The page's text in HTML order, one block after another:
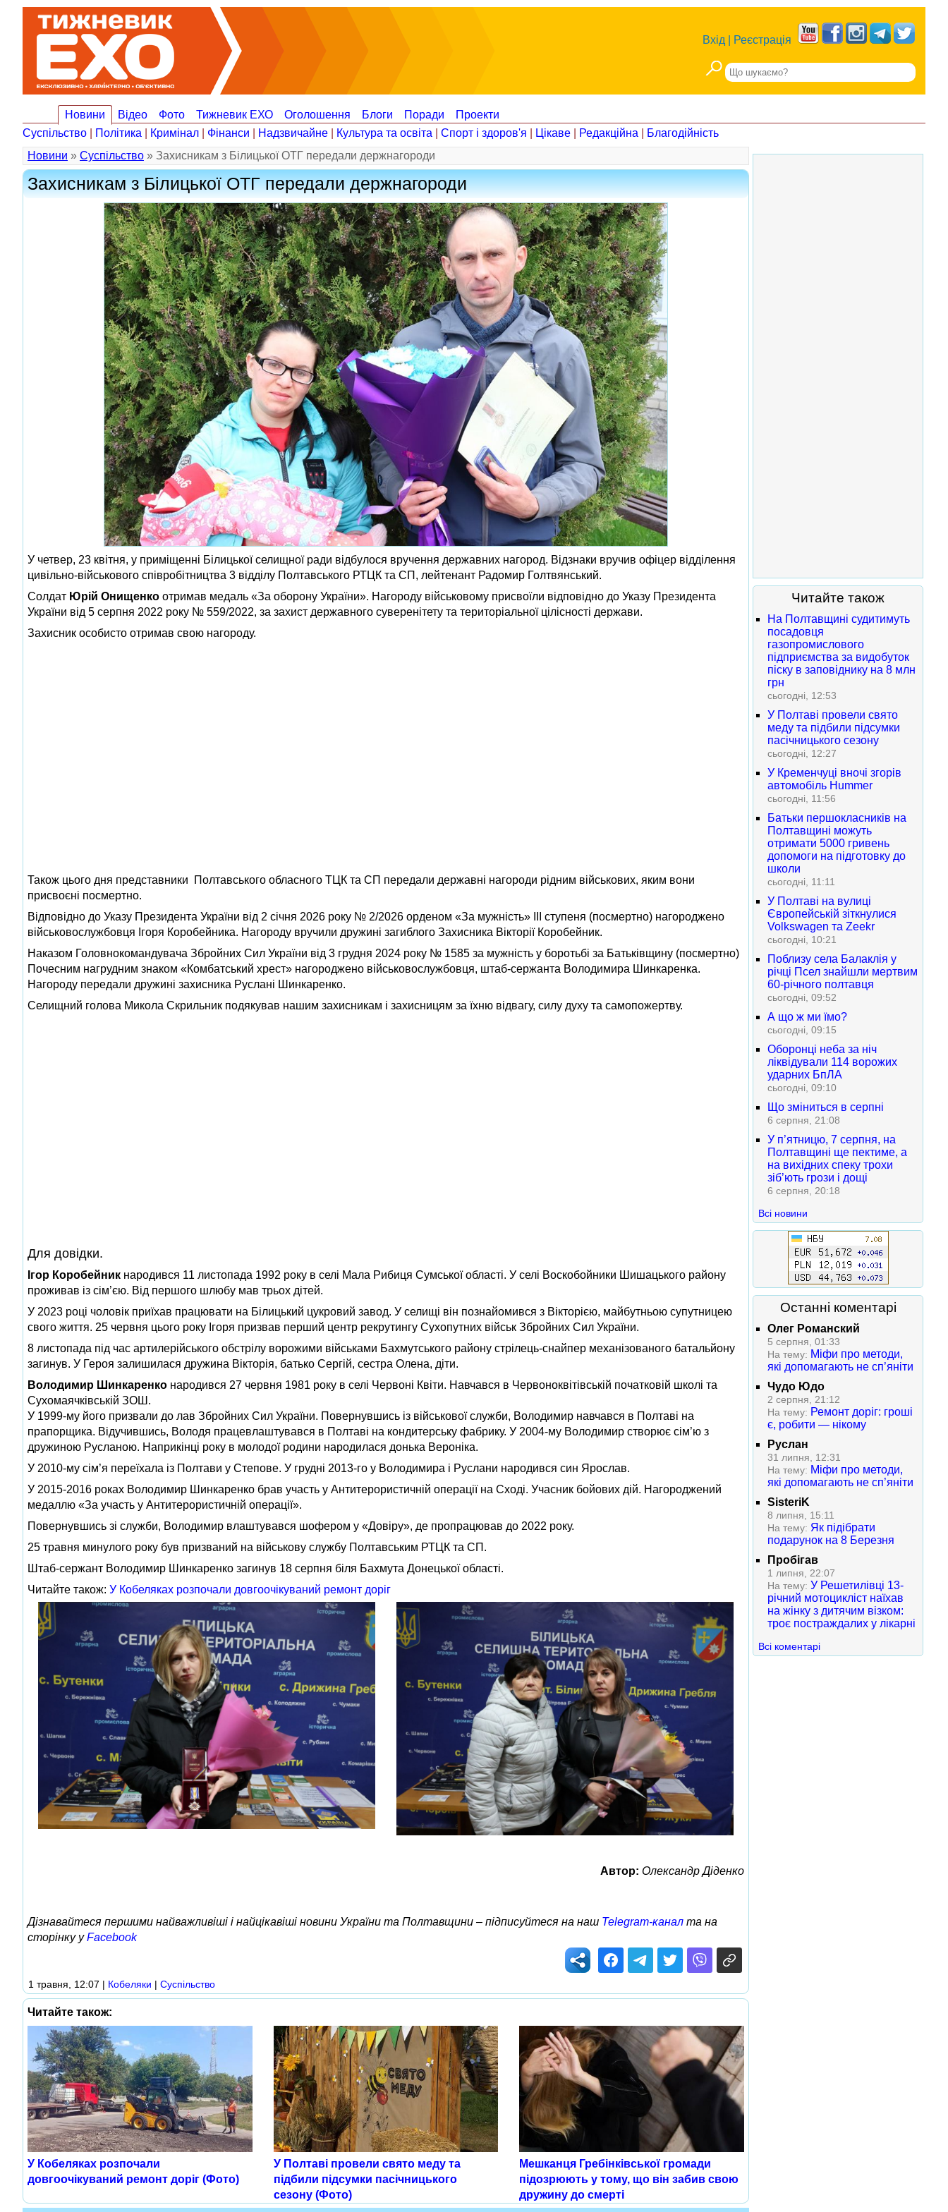
Вхід Реєстрація
Новини Відео Фото Тижневик ЕХО Оголошення Блоги Поради
Проекти
Суспільство
Політика Кримінал Фінанси Надзвичайне Культура та освіта Спорт і здоров'я Цікаве Редакційна
Благодійність
Новини » Суспільство » Захисникам з Білицької ОТГ передали держнагороди
Захисникам з Білицької ОТГ передали держнагороди
У четвер, 23 квітня, у приміщенні Білицької селищної ради відбулося вручення державних нагород. Відзнаки вручив офіцер відділення
цивільно-військового співробітництва 3 відділу Полтавського РТЦК та СП, лейтенант Радомир Голтвянський.
Солдат Юрій Онищенко отримав медаль «За оборону України». Нагороду військовому присвоїли відповідно до Указу Президента
України від 5 серпня 2022 року № 559/2022, за захист державного суверенітету та територіальної цілісності держави.
Захисник особисто отримав свою нагороду.
Також цього дня представники Полтавського обласного ТЦК та СП передали державні нагороди рідним військових, яким вони
присвоєні посмертно.
Відповідно до Указу Президента України від 2 січня 2026 року № 2/2026 орденом «За мужність» ІІІ ступеня (посмертно) нагороджено
військовослужбовця Ігоря Коробейника. Нагороду вручили дружині загиблого Захисника Вікторії Коробейник.
Наказом Головнокомандувача Збройних Сил України від 3 грудня 2024 року № 1585 за мужність у боротьбі за Батьківщину (посмертно)
Почесним нагрудним знаком «Комбатський хрест» нагороджено військовослужбовця, штаб-сержанта Володимира Шинкаренка.
Нагороду передали дружині захисника Руслані Шинкаренко.
Селищний голова Микола Скрильник подякував нашим захисникам і захисницям за їхню відвагу, силу духу та самопожертву.
Для довідки.
Ігор Коробейник народився 11 листопада 1992 року в селі Мала Рибиця Сумської області. У селі Воскобойники Шишацького району
проживав із сім’єю. Від першого шлюбу мав трьох дітей.
У 2023 році чоловік приїхав працювати на Білицький цукровий завод. У селищі він познайомився з Вікторією, майбутньою супутницею
свого життя. 25 червня цього року Ігоря призвав перший центр рекрутингу Сухопутних військ Збройних Сил України.
8 листопада під час артилерійського обстрілу ворожими військами Бахмутського району стрілець-снайпер механізованого батальйону
загинув. У Героя залишилася дружина Вікторія, батько Сергій, сестра Олена, діти.
Володимир Шинкаренко народився 27 червня 1981 року в селі Червоні Квіти. Навчався в Червоноквітівській початковій школі та
Сухомаячківській ЗОШ.
У 1999-му його призвали до лав Збройних Сил України. Повернувшись із військової служби, Володимир навчався в Полтаві на
прапорщика. Відучившись, Володя працевлаштувався в Полтаві на кондитерську фабрику. У 2004-му Володимир створює сім’ю з
дружиною Русланою. Наприкінці року в молодої родини народилася донька Вероніка.
У 2010-му сім’я переїхала із Полтави у Степове. У грудні 2013-го у Володимира і Руслани народився син Ярослав.
У 2015-2016 роках Володимир Шинкаренко брав участь у Антитерористичній операції на Сході. Учасник бойових дій. Нагороджений
медаллю «За участь у Антитерористичній операції».
Повернувшись зі служби, Володимир влаштувався шофером у «Довіру», де пропрацював до 2022 року.
25 травня минулого року був призваний на військову службу Полтавським РТЦК та СП.
Штаб-сержант Володимир Шинкаренко загинув 18 серпня біля Бахмута Донецької області.
Читайте також: У Кобеляках розпочали довгоочікуваний ремонт доріг
Автор: Олександр Діденко
Дізнавайтеся першими найважливіші і найцікавіші новини України та Полтавщини – підписуйтеся на наш Telegram-канал та на
сторінку уFacebook
1 травня, 12:07 | Кобеляки | Суспільство
Читайте також:
У Кобеляках розпочали
довгоочікуваний ремонт доріг (Фото)
У Полтаві провели свято меду та
підбили підсумки пасічницького
сезону (Фото)
Мешканця Гребінківської громади
підозрюють у тому, що він забив свою
дружину до смерті
Читайте також
На Полтавщині судитимуть
посадовця
газопромислового
підприємства за видобуток
піску в заповіднику на 8 млн
грн
сьогодні, 12:53
У Полтаві провели свято
меду та підбили підсумки
пасічницького сезону
сьогодні, 12:27
У Кременчуці вночі згорів
автомобіль Hummer
сьогодні, 11:56
Батьки першокласників на
Полтавщині можуть
отримати 5000 гривень
допомоги на підготовку до
школи
сьогодні, 11:11
У Полтаві на вулиці
Європейській зіткнулися
Volkswagen та Zeekr
сьогодні, 10:21
Поблизу села Балаклія у
річці Псел знайшли мертвим
60-річного полтавця
сьогодні, 09:52
А що ж ми їмо?
сьогодні, 09:15
Оборонці неба за ніч
ліквідували 114 ворожих
ударних БпЛА
сьогодні, 09:10
Що зміниться в серпні
6 серпня, 21:08
У п’ятницю, 7 серпня, на
Полтавщині ще пектиме, а
на вихідних спеку трохи
зіб’ють грози і дощі
6 серпня, 20:18
Всі новини
Останні коментарі
Олег Романский
5 серпня, 01:33
На тему: Міфи про методи,
які допомагають не сп’яніти
Чудо Юдо
2 серпня, 21:12
На тему: Ремонт доріг: гроші
є, робити — нікому
Руслан
31 липня, 12:31
На тему: Міфи про методи,
які допомагають не сп’яніти
SisteriK
8 липня, 15:11
На тему: Як підібрати
подарунок на 8 Березня
Пробігав
1 липня, 22:07
На тему: У Решетилівці 13-
річний мотоцикліст наїхав
на жінку з дитячим візком:
троє постраждалих у лікарні
Всі коментарі